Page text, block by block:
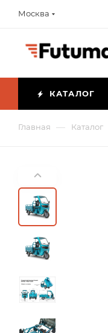
Москва
КАТАЛОГ
Главная — Каталог